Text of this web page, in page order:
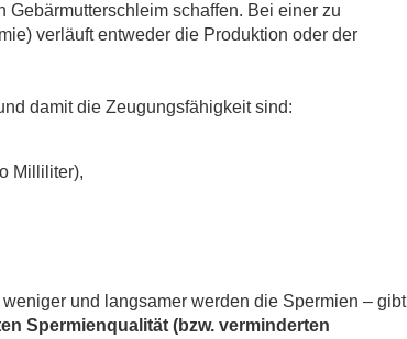
schaffen. Bei einer zu
verläuft entweder die Produktion oder der
damit die Zeugungsfähigkeit sind:
Milliliter),
und langsamer werden die Spermien – gibt
Spermienqualität (bzw. verminderten